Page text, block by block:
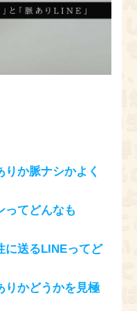
りか脈ナシかよく
ってどんなも
に送るLINEってど
りかどうかを見極